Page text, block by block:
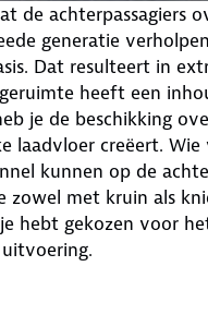
de achterpassagiers
generatie
Dat resulteert in
heeft een
je de beschikking
laadvloer creëert.
kunnen op de
zowel met kruin als
hebt gekozen voor